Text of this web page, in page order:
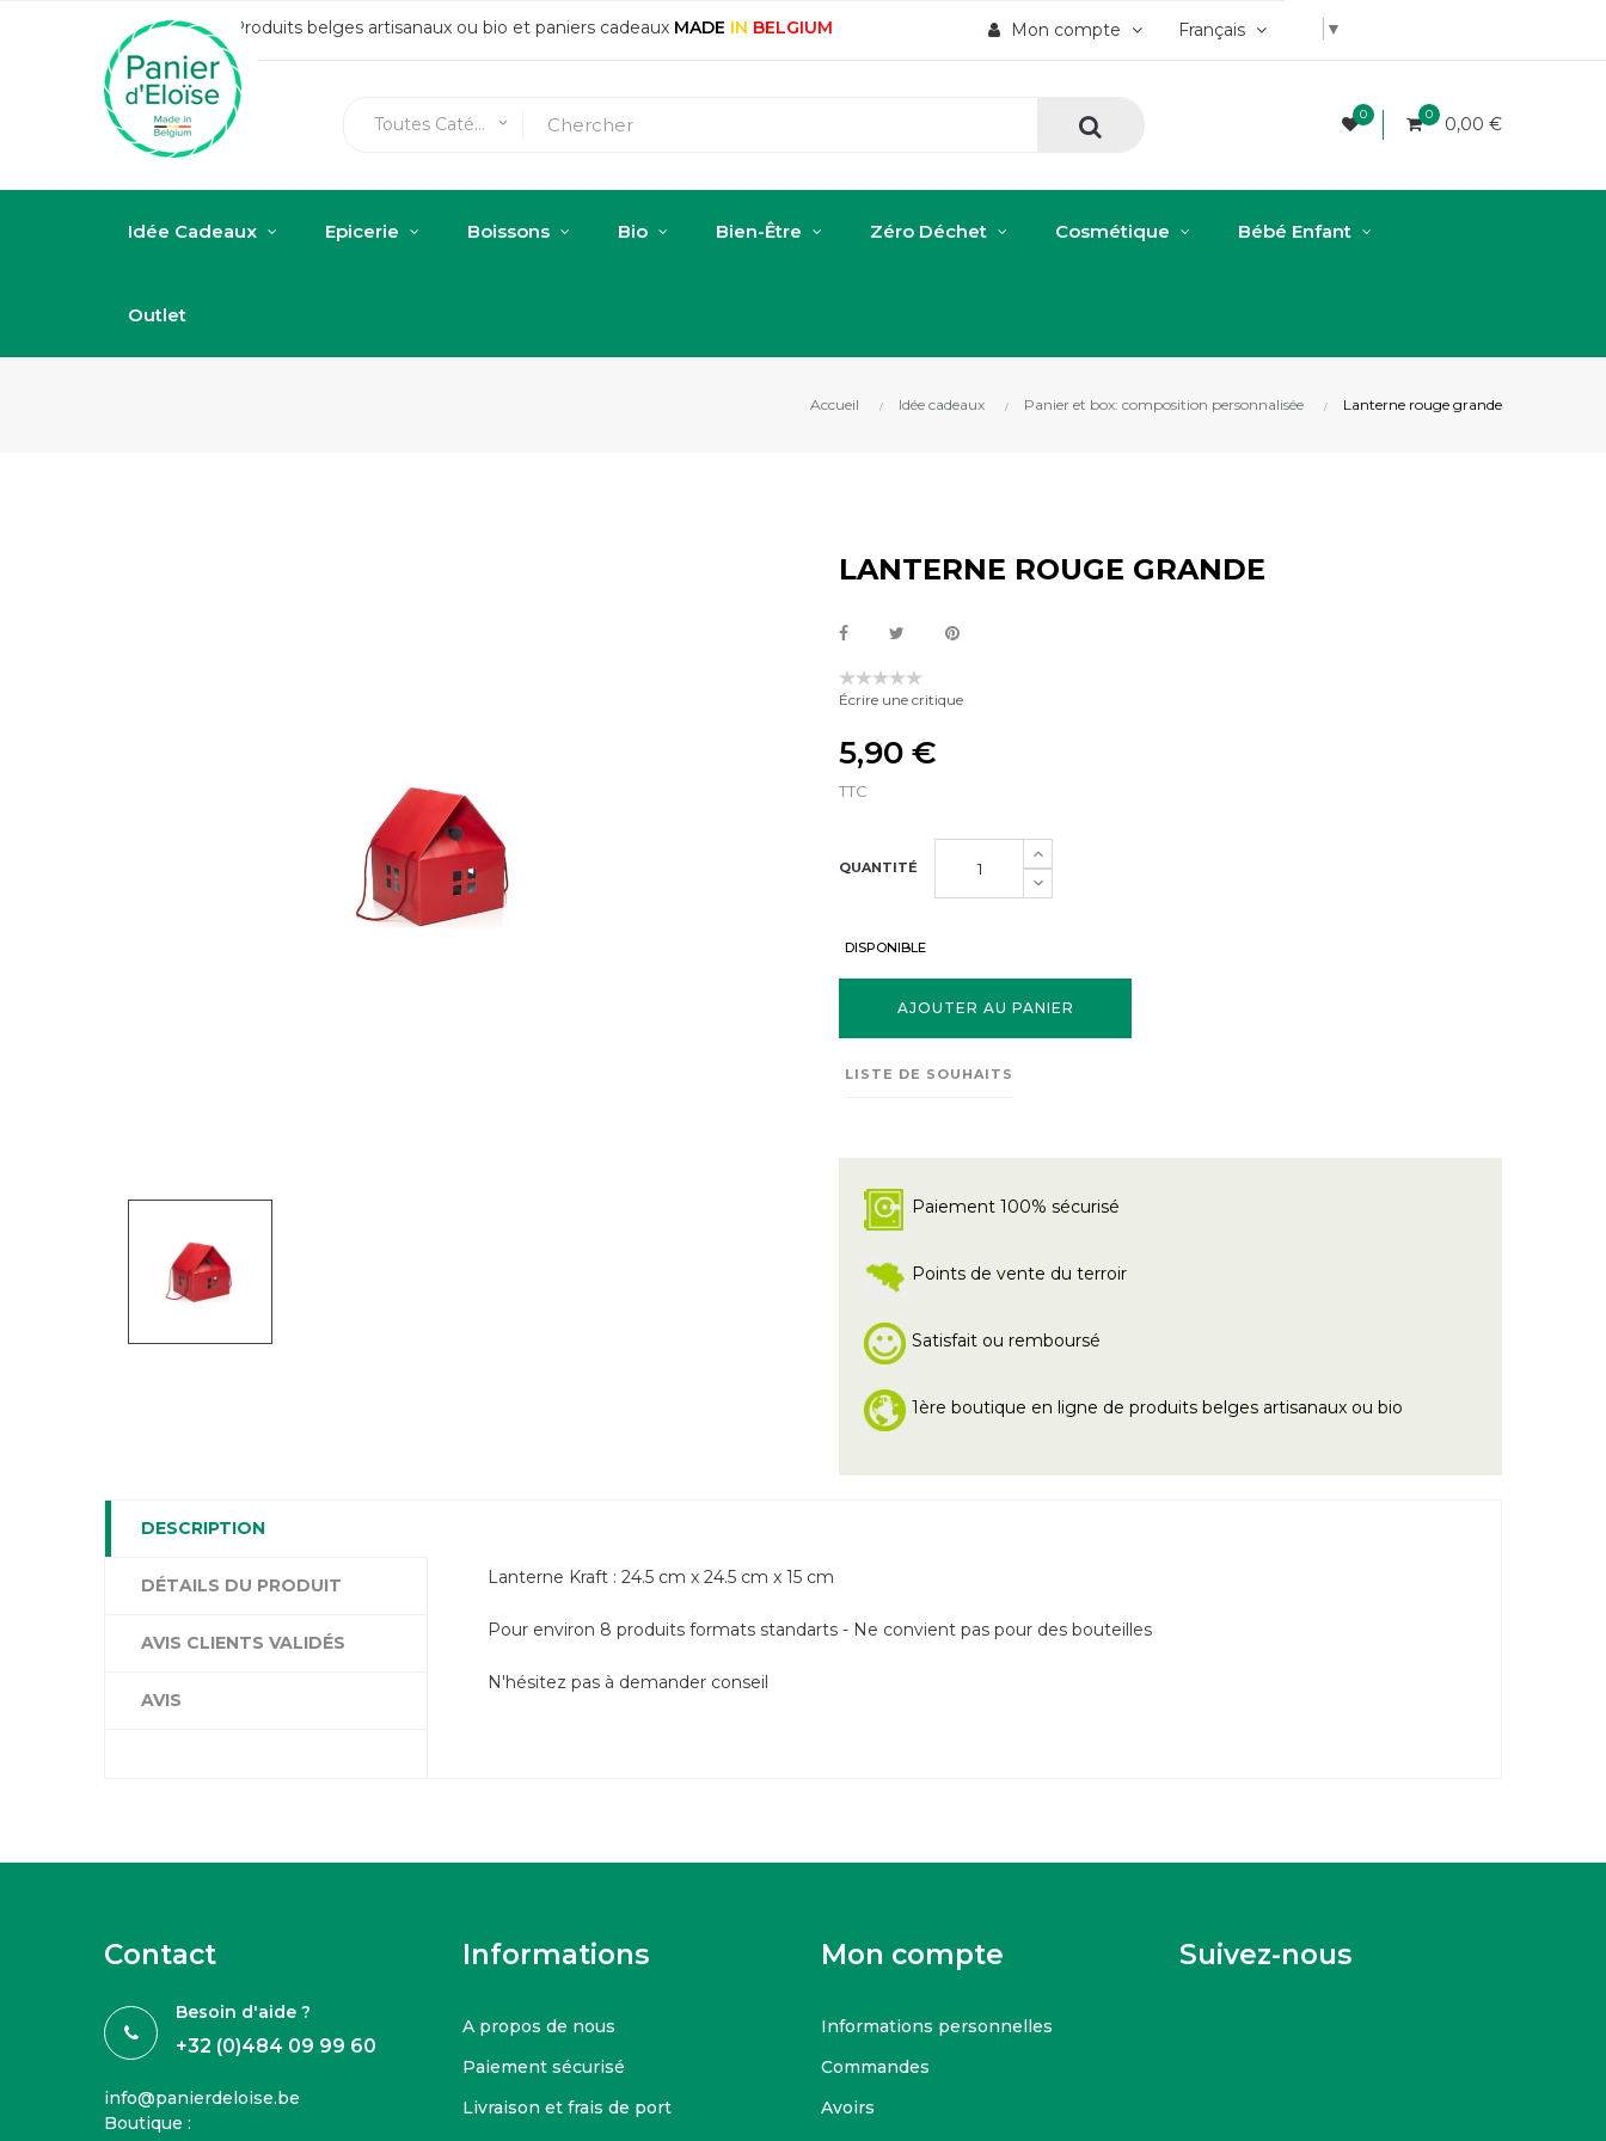
Produits belges artisanaux ou bio et paniers cadeaux MADE IN BELGIUM Français
Mon compte ▼
Toutes Catégories keyboard_arrow_down
0 0 0,00 €
Idée Cadeaux Epicerie Boissons Bio Bien-Être Zéro Déchet Cosmétique Bébé Enfant
Outlet
Accueil Idée cadeaux Panier et box: composition personnalisée Lanterne rouge grande
LANTERNE ROUGE GRANDE
Écrire une critique
5,90 €
TTC
QUANTITÉ
DISPONIBLE
AJOUTER AU PANIER
LISTE DE SOUHAITS
Paiement 100% sécurisé
Points de vente du terroir
Satisfait ou remboursé
1ère boutique en ligne de produits belges artisanaux ou bio
DESCRIPTION
DÉTAILS DU PRODUIT
AVIS CLIENTS VALIDÉS
AVIS
Lanterne Kraft : 24.5 cm x 24.5 cm x 15 cm
Pour environ 8 produits formats standarts - Ne convient pas pour des bouteilles
N'hésitez pas à demander conseil
Contact
Besoin d'aide ?
+32 (0)484 09 99 60
info@panierdeloise.be
Boutique :
Informations
A propos de nous
Paiement sécurisé
Livraison et frais de port
Mon compte
Informations personnelles
Commandes
Avoirs
Suivez-nous